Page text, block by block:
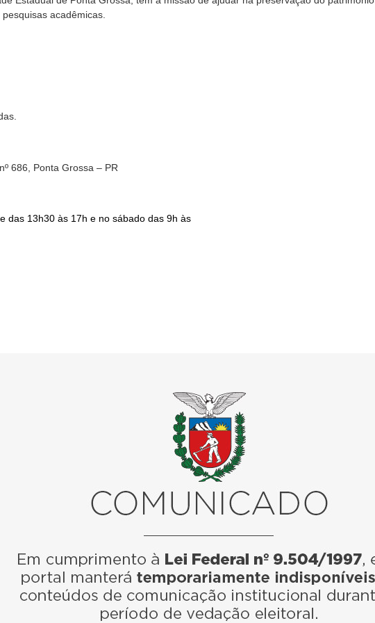
acadêmicas.
686, Ponta Grossa – PR
das 13h30 às 17h e no sábado das 9h às